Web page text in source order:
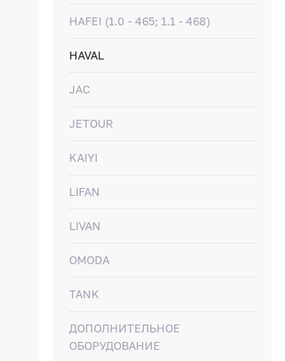
HAFEI (1.0 - 465; 1.1 - 468)
HAVAL
JAC
JETOUR
KAIYI
LIFAN
LIVAN
OMODA
TANK
ДОПОЛНИТЕЛЬНОЕ
ОБОРУДОВАНИЕ